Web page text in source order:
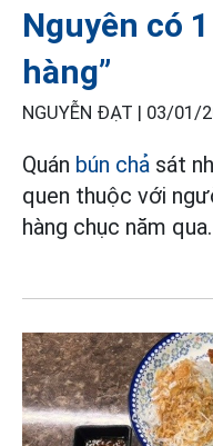
Nguyên có
hàng”
NGUYỄN ĐẠT | 03/01/
Quán bún chả sát
quen thuộc với
hàng chục năm qua.